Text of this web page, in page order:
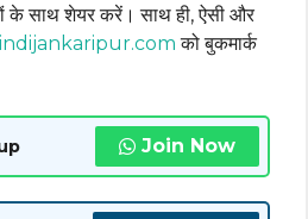
के साथ शेयर करें। साथ ही, ऐसी और
को बुकमार्क
Join Now